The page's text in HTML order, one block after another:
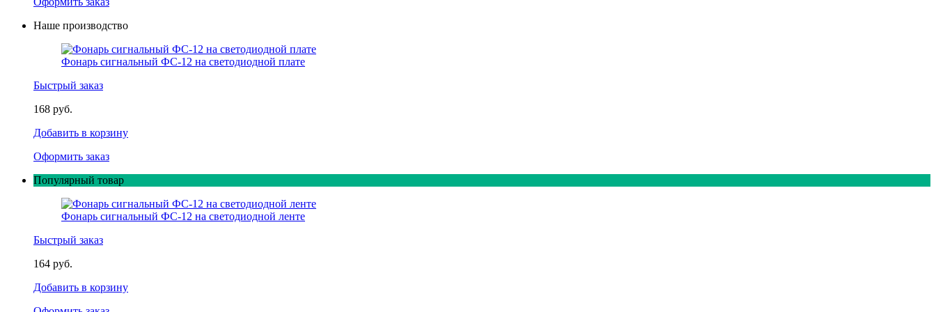
Наше производство
Фонарь сигнальный ФС-12 на светодиодной плате
Быстрый заказ
168 руб.
Добавить в корзину
Оформить заказ
Популярный товар
Фонарь сигнальный ФС-12 на светодиодной ленте
Быстрый заказ
164 руб.
Добавить в корзину